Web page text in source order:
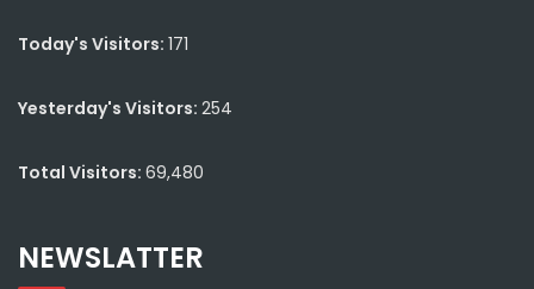
Today's Visitors: 171
Yesterday's Visitors: 254
Total Visitors: 69,480
NEWSLATTER